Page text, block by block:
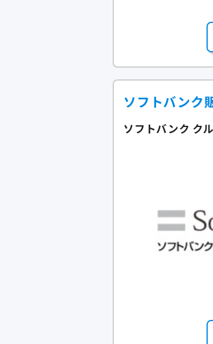
ソフトバンク
ソフトバンク ク